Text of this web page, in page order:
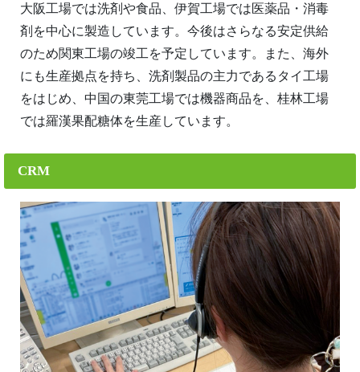
大阪工場では洗剤や食品、伊賀工場では医薬品・消毒
剤を中心に製造しています。今後はさらなる安定供給
のため関東工場の竣工を予定しています。また、海外
にも生産拠点を持ち、洗剤製品の主力であるタイ工場
をはじめ、中国の東莞工場では機器商品を、桂林工場
では羅漢果配糖体を生産しています。
CRM